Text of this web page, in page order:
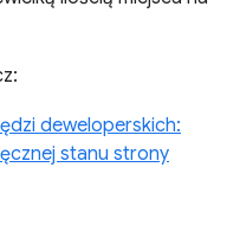
deweloperskich:
stanu strony